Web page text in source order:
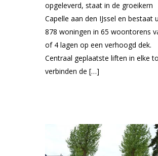
opgeleverd, staat in de groeikern
Capelle aan den IJssel en bestaat
878 woningen in 65 woontorens
of 4 lagen op een verhoogd dek.
Centraal geplaatste liften in elke
verbinden de […]